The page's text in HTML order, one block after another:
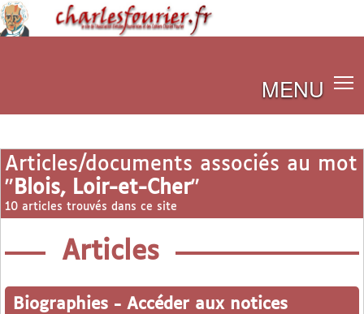
MENU
Articles/documents associés au mot
" Blois, Loir-et-Cher"
10 articles trouvés dans ce site
Articles
Biographies - Accéder aux notices